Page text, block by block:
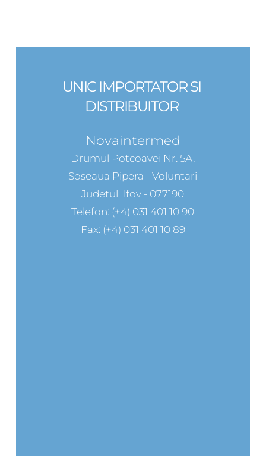
UNIC IMPORTATOR SI
DISTRIBUITOR
Novaintermed
Drumul Potcoavei Nr. 5A,
Soseaua Pipera - Voluntari
Judetul Ilfov - 077190
Telefon: (+4) 031 401 10 90
Fax: (+4) 031 401 10 89